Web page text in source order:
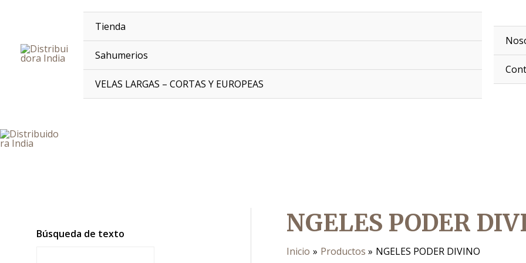
Tienda
Sahumerios
VELAS LARGAS – CORTAS Y EUROPEAS
Búsqueda de texto NGELES PODER
Inicio Productos NGELES PODER DIVINO